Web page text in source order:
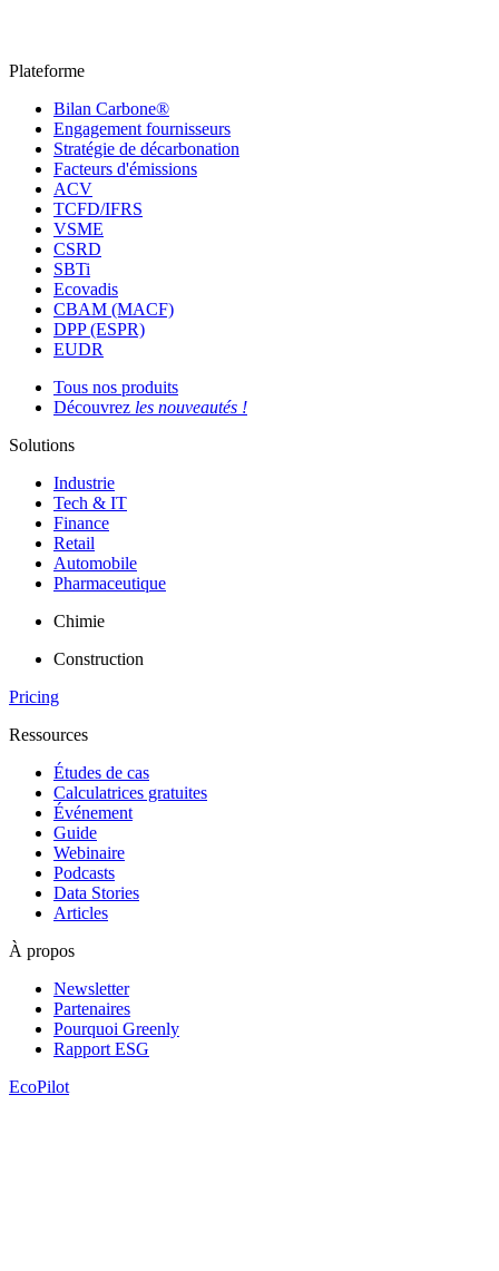
Plateforme
Bilan Carbone®
Engagement fournisseurs
Stratégie de décarbonation
Facteurs d'émissions
ACV
TCFD/IFRS
VSME
CSRD
SBTi
Ecovadis
CBAM (MACF)
DPP (ESPR)
EUDR
Tous nos produits
Découvrez les nouveautés !
Solutions
Industrie
Tech & IT
Finance
Retail
Automobile
Pharmaceutique
Chimie
Construction
Pricing
Ressources
Études de cas
Calculatrices gratuites
Événement
Guide
Webinaire
Podcasts
Data Stories
Articles
À propos
Newsletter
Partenaires
Pourquoi Greenly
Rapport ESG
EcoPilot